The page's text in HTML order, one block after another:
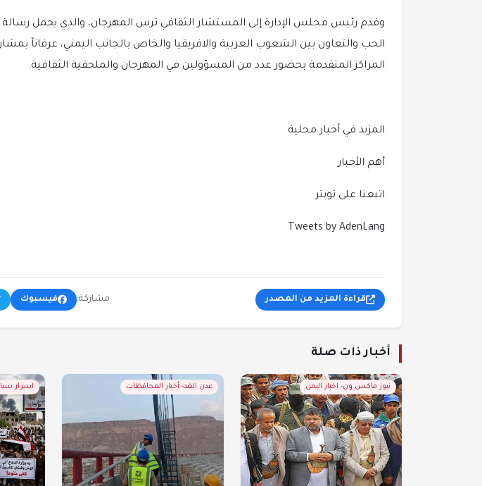
وقدم رئيس مجلس الإدارة إلى المستشار الثقافي ترس المهرجان، والذي يحمل رسالة
الحب والتعاون بين الشعوب العربية والافريقيا والخاص بالجانب اليمني، عرفانآ
المراكز المتقدمة بحضور عدد من المسؤولين في المهرجان والملحقية الثقافية.
المزيد في أخبار محلية
أهم الأخبار
اتبعنا على تويتر
Tweets by AdenLang
قراءة المزيد من المصدر مشاركة: فيسبوك
أخبار ذات صلة
نيوز ماكس ون- اخبار اليمن عدن الغد- أخبار المحافظات اسرار